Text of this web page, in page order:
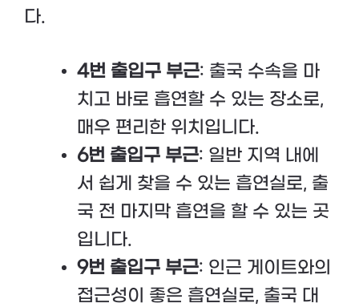
다.
4번 출입구 부근: 출국 수속을 마
치고 바로 흡연할 수 있는 장소로,
매우 편리한 위치입니다.
6번 출입구 부근: 일반 지역 내에
서 쉽게 찾을 수 있는 흡연실로, 출
국 전 마지막 흡연을 할 수 있는 곳
입니다.
9번 출입구 부근: 인근 게이트와의
접근성이 좋은 흡연실로, 출국 대